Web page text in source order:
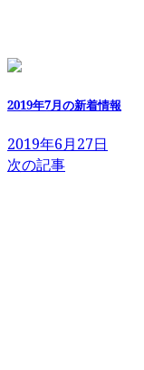
2019年7月の新着情報
2019年6月27日
次の記事